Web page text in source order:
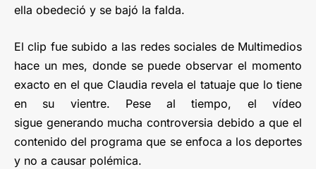
ella obedeció y se bajó la falda.
El clip fue subido a las redes sociales de Multimedios
hace un mes, donde se puede observar el momento
exacto en el que Claudia revela el tatuaje que lo tiene
en su vientre. Pese al tiempo, el vídeo
sigue generando mucha controversia debido a que el
contenido del programa que se enfoca a los deportes
y no a causar polémica.